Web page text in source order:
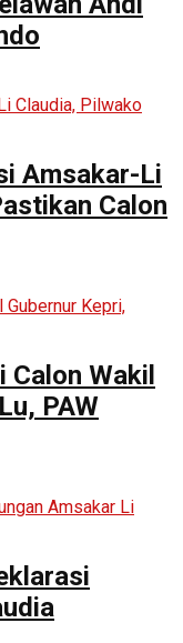
Amsakar-Li
Calon
Calon Wakil
PAW